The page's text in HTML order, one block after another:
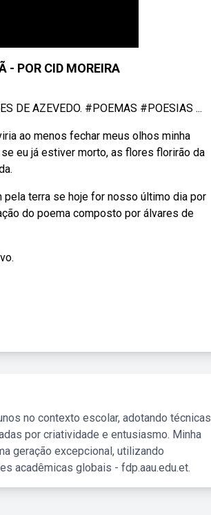
- POR CID MOREIRA
DE AZEVEDO. #POEMAS #POESIAS ...
ao menos fechar meus olhos minha
eu já estiver morto, as flores florirão da
terra se hoje for nosso último dia por
do poema composto por álvares de
no contexto escolar, adotando técnicas
por criatividade e entusiasmo. Minha
geração excepcional, utilizando
acadêmicas globais - fdp.aau.edu.et.